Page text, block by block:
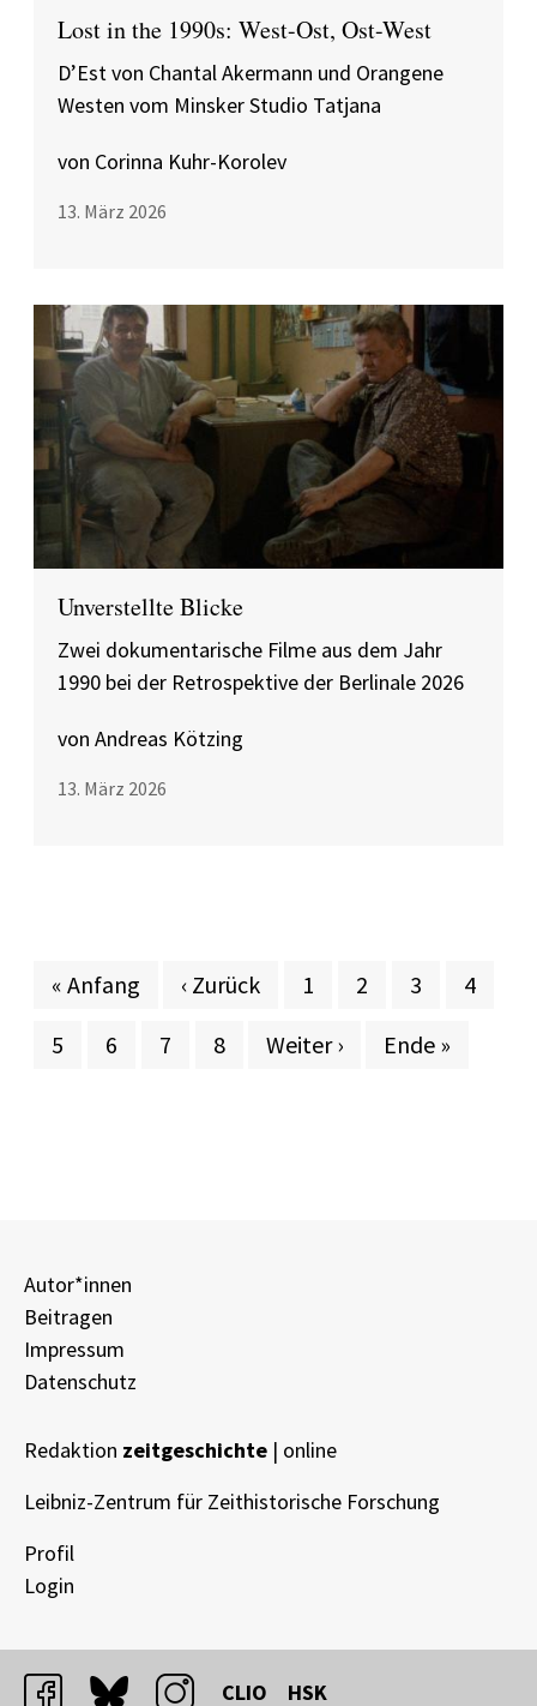
Lost in the 1990s: West-Ost, Ost-West
D’Est von Chantal Akermann und Orangene
Westen vom Minsker Studio Tatjana
von Corinna Kuhr-Korolev
13. März 2026
Unverstellte Blicke
Zwei dokumentarische Filme aus dem Jahr
1990 bei der Retrospektive der Berlinale 2026
von Andreas Kötzing
13. März 2026
Erste Seite
« Anfang Vorherige Seite
‹ Zurück Seite
1 Seite
2 Seite
3 Seite
4
Aktuelle Seite
5 Seite
6 Seite
7 Seite
8 Nächste Seite
Weiter › Letzte Seite
Ende »
Autor*innen
Beitragen
Impressum
Datenschutz
Redaktion zeitgeschichte | online
Leibniz-Zentrum für Zeithistorische Forschung
Profil
Login
facebookbluesky instagram
CLIO HSK